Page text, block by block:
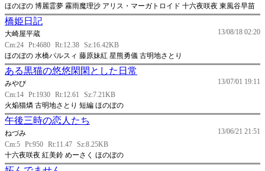
ほのぼの 博麗霊夢 霧雨魔理沙 アリス・マーガトロイド 十六夜咲夜 東風谷早苗
橋姫日記
13/08/18 02:20
大崎屋平蔵
Cm:24 Pt:4680 Rt:12.38 Sz:16.42KB
ほのぼの 水橋パルスィ 藤原妹紅 星熊勇儀 古明地さとり
ある黒猫の悠悠閑閑とした日常
13/07/01 19:11
みやび
Cm:14 Pt:1930 Rt:12.61
Sz:7.21KB
火焔猫燐 古明地さとり 短編 ほのぼの
午後三時の恋人たち
13/06/21 21:51
ねづみ
Cm:5 Pt:950 Rt:11.47 Sz:8.25KB
十六夜咲夜 紅美鈴 めーさく ほのぼの